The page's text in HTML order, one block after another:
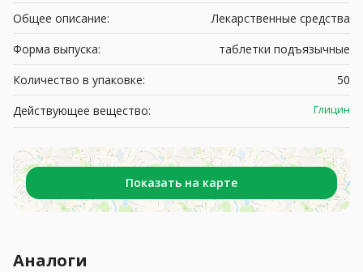
Общее описание:
Лекарственные средства
Форма выпуска:
таблетки подъязычные
Количество в упаковке:
50
Действующее вещество:
Глицин
Показать на карте
Аналоги